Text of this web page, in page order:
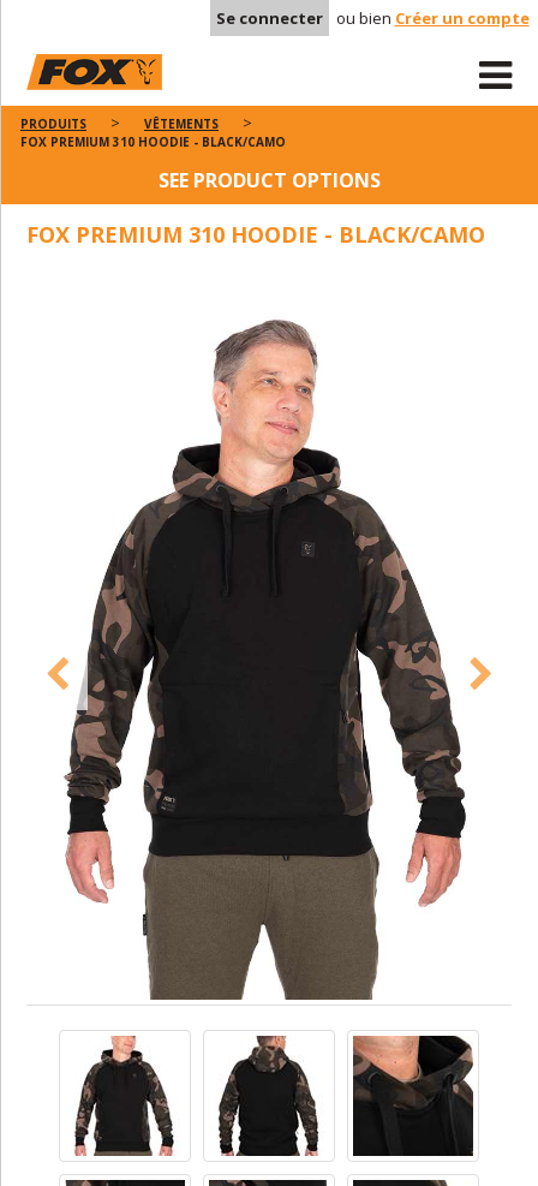
Se connecter ou bien Créer un compte
PRODUITS
VÊTEMENTS
FOX PREMIUM 310 HOODIE - BLACK/CAMO
SEE PRODUCT OPTIONS
FOX PREMIUM 310 HOODIE - BLACK/CAMO